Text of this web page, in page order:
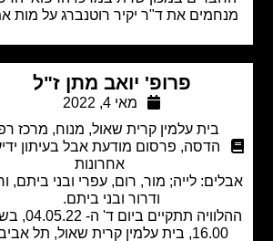
את ד"ר יקיר רוטנברג על מות אמו.
פרופ' יואב מתן ז"ל
מאי 4, 2022
בית עלמין קרית שאול,מנוח,מרכז רפואי
הדסה
פרסום מודעת אבל בעיתון ידיעות
אחרונות
לייה; מור, רום, עפרי ובני ביתם, ורדה
ודרור ובני ביתם.
ההלוויה תתקיים ביום ד' ה- 04.05.22, בשעה